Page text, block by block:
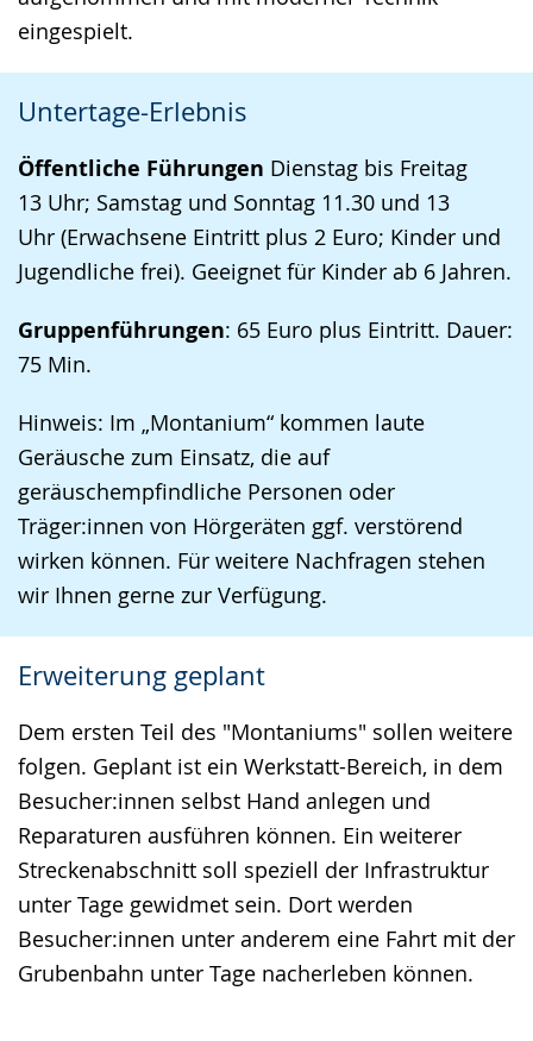
eingespielt.
Untertage-Erlebnis
Öffentliche Führungen Dienstag bis Freitag
13 Uhr; Samstag und Sonntag 11.30 und 13
Uhr (Erwachsene Eintritt plus 2 Euro; Kinder und
Jugendliche frei). Geeignet für Kinder ab 6 Jahren.
Gruppenführungen: 65 Euro plus Eintritt. Dauer:
75 Min.
Hinweis: Im „Montanium“ kommen laute
Geräusche zum Einsatz, die auf
geräuschempfindliche Personen oder
Träger:innen von Hörgeräten ggf. verstörend
wirken können. Für weitere Nachfragen stehen
wir Ihnen gerne zur Verfügung.
Erweiterung geplant
Dem ersten Teil des "Montaniums" sollen weitere
folgen. Geplant ist ein Werkstatt-Bereich, in dem
Besucher:innen selbst Hand anlegen und
Reparaturen ausführen können. Ein weiterer
Streckenabschnitt soll speziell der Infrastruktur
unter Tage gewidmet sein. Dort werden
Besucher:innen unter anderem eine Fahrt mit der
Grubenbahn unter Tage nacherleben können.